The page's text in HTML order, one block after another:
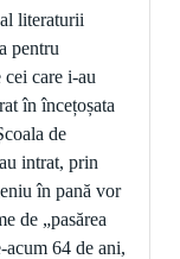
literaturii
pentru
care i-au
în încețoșata
de
intrat, prin
în pană vor
de „pasărea
64 de ani,